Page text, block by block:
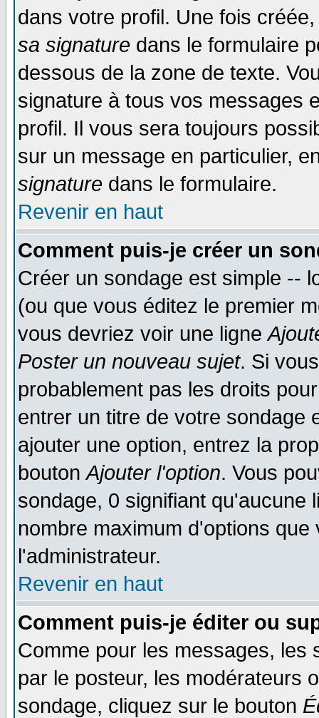
dans votre profil. Une fois
sa signature dans le formulaire
dessous de la zone de texte.
signature à tous vos messages
profil. Il vous sera toujours
sur un message en particulier,
signature dans le formulaire.
Revenir en haut
Comment puis-je créer un
Créer un sondage est simple --
(ou que vous éditez le premier
vous devriez voir une ligne
Poster un nouveau sujet. Si
probablement pas les droits
entrer un titre de votre sondage
ajouter une option, entrez la
boutonAjouter l'option. Vous
sondage, 0 signifiant qu'aucune
nombre maximum d'options
l'administrateur.
Revenir en haut
Comment puis-je éditer ou
Comme pour les messages, les
par le posteur, les modérateurs
sondage, cliquez sur le bouton